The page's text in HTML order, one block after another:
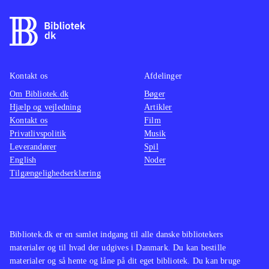
som søm i en dåse, og det suppleres
af en underlig malplaceret pompøs
man kan spille op til 4 sammen,
hvilket fungerer fint, og at spillet kan
spilles både med den almindelige
controller og med Playstation move
Spillet minder i både gameplay og
genre om Time crisis - razing storm,
der dog trods en tynd historie og
ikke får i Heavy fire - Afghanistan .
Måske kan spillet fungere som
Bibliotek.dk er en samlet indgang til alle danske bibliotekers
materialer og til hvad der udgives i Danmark. Du kan bestille
materialer og så hente og låne på dit eget bibliotek. Du kan bruge
Kontakt os
Om Bibliotek.dk
Hjælp og vejledning
Kontakt os
Privatlivspolitik
Leverandører
English
Tilgængelighedserklæring
Afdelinger
Bøger
Artikler
Film
Musik
Spil
Noder